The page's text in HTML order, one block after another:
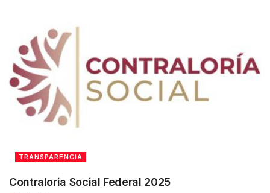
TRANSPARENCIA
Contraloria Social Federal 2025